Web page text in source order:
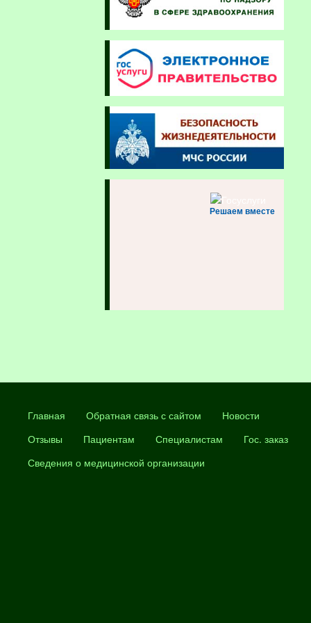
Решаем вместе
Главная Обратная связь с сайтом
Новости
Отзывы
Пациентам Специалистам
Гос. заказ
Сведения о медицинской организации